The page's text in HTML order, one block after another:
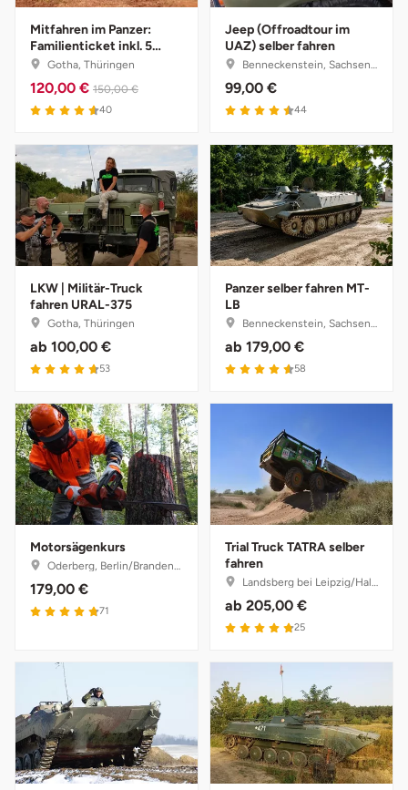
Mitfahren im Panzer:
Familienticket inkl. 5
Personen
Gotha, Thüringen
120,00 € 150,00 €
40
Jeep (Offroadtour im
UAZ) selber fahren
Benneckenstein, Sachsen-Anhalt
99,00 €
44
LKW | Militär-Truck
fahren URAL-375
Gotha, Thüringen
ab 100,00 €
53
Panzer selber fahren MT-
LB
Benneckenstein, Sachsen-Anhalt
ab 179,00 €
58
Motorsägenkurs
Oderberg, Berlin/Brandenburg
179,00 €
71
Trial Truck TATRA selber
fahren
Landsberg bei Leipzig/Halle, Sachsen-Anhalt
ab 205,00 €
25
Herzogenaurach
Herzogtum Lauenburg
Homburg
Horb am Neckar
Ibbenbüren
Ingolstadt
Jena
Jerichower Land
Karlsruhe
Kassel
Koblenz
Kronach
Kulmbach